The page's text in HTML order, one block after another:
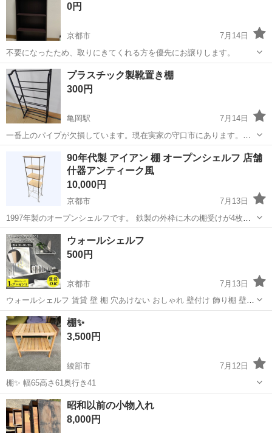
0円
京都市
7月14日
不要になったため、取りにきてくれる方を優先にお譲りします。
京都 京都市
プラスチック製靴置き棚
300円
亀岡駅
7月14日
一番上のパイプが欠損しています。現在実家の守口市にあります。当
方不規則期勤務ですので引き渡し日時は相談になります。
亀岡駅 収納家具
90年代製 アイアン 棚 オープンシェルフ 店舗
什器アンティーク風
10,000円
京都市
7月13日
1997年製のオープンシェルフです。 鉄製の外枠に木の棚受けが4枚あ
るものです。 しっかりとした重量があり店舗什器もしくはデザイナー
ズ家具として当時設計されたものと思われます。 サイズは高さ約
147.5cm奥行き34....
京都 京都市
ウォールシェルフ
500円
京都市
7月13日
ウォールシェルフ 賃貸 壁 棚 穴あけない おしゃれ 壁付け 飾り棚 壁掛
け 石膏ボード 取り付け 壁面 シェルフ トイレ キッチン 洗面所 ウォー
ルラック ピン ホワイト アンティーク 棚板 壁面収納 カラーホワイ
ト ...
京都 京都市 収納家具
棚✨
3,500円
綾部市
7月12日
棚✨ 幅65高さ61奥行き41
京都 綾部市 収納家具 奥行き
昭和以前の小物入れ
8,000円